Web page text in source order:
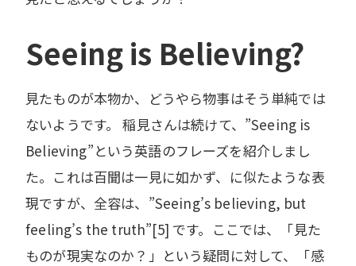
Seeing is Believing?
見たものが本物か、どうやら物事はそう単純では
ないようです。 稲見さんは続けて、”Seeing is
Believing”という英語のフレーズを紹介しまし
た。これは百聞は一見に如かず、に似たような表
現ですが、全容は、”Seeing’s believing, but
feeling’s the truth”[5] です。ここでは、「見た
ものが現実なのか？」という疑問に対して、「感